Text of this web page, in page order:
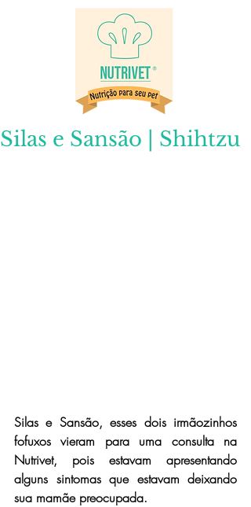
Silas e Sansão | Shihtzu
Silas e Sansão, esses dois irmãozinhos
fofuxos vieram para uma consulta na
Nutrivet, pois estavam apresentando
alguns sintomas que estavam deixando
sua mamãe preocupada.